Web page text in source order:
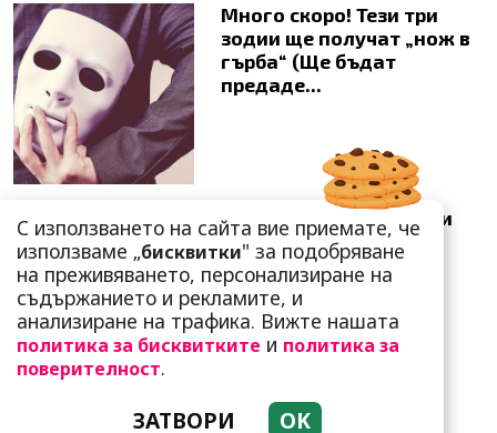
Много скоро! Тези три
зодии ще получат „нож в
гърба“ (Ще бъдат
предаде...
Добре е да знаете! Тези
три зодии умеят да
омагьосват
Какво представлява
С използването на сайта вие приемате, че
използваме „бисквитки" за подобряване
на преживяването, персонализиране на
съдържанието и рекламите, и
анализиране на трафика. Вижте нашата
политика за бисквитките и политика за
поверителност.
ЗАТВОРИ OK